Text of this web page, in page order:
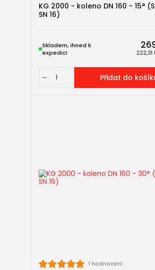
KG 2000 - koleno DN 160 - 15°
SN 16)
222,31
Skladem, ihned k
expedici
Přidat do
1 hodnocení